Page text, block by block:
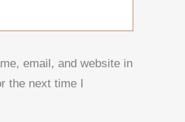
email, and website in
the next time I